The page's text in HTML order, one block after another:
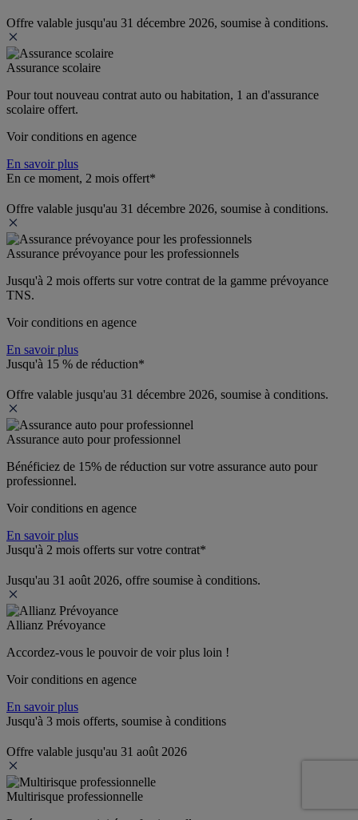
Offre valable jusqu'au 31 décembre 2026, soumise à conditions.
Assurance scolaire
Pour tout nouveau contrat auto ou habitation, 1 an d'assurance
scolaire offert.
Voir conditions en agence
En savoir plus
En ce moment, 2 mois offert*
Offre valable jusqu'au 31 décembre 2026, soumise à conditions.
Assurance prévoyance pour les professionnels
Jusqu'à 2 mois offerts sur votre contrat de la gamme prévoyance
TNS.
Voir conditions en agence
En savoir plus
Jusqu'à 15 % de réduction*
Offre valable jusqu'au 31 décembre 2026, soumise à conditions.
Assurance auto pour professionnel
Bénéficiez de 15% de réduction sur votre assurance auto pour
professionnel.
Voir conditions en agence
En savoir plus
Jusqu'à 2 mois offerts sur votre contrat*
Jusqu'au 31 août 2026, offre soumise à conditions.
Allianz Prévoyance
Accordez-vous le pouvoir de voir plus loin !
Voir conditions en agence
En savoir plus
Jusqu'à 3 mois offerts, soumise à conditions
Offre valable jusqu'au 31 août 2026
Multirisque professionnelle